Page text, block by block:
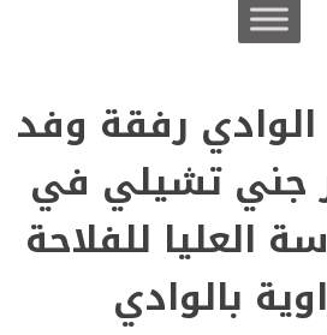
رفقة وفد
جني تشيلي في
العليا للفلاحة
بالوادي